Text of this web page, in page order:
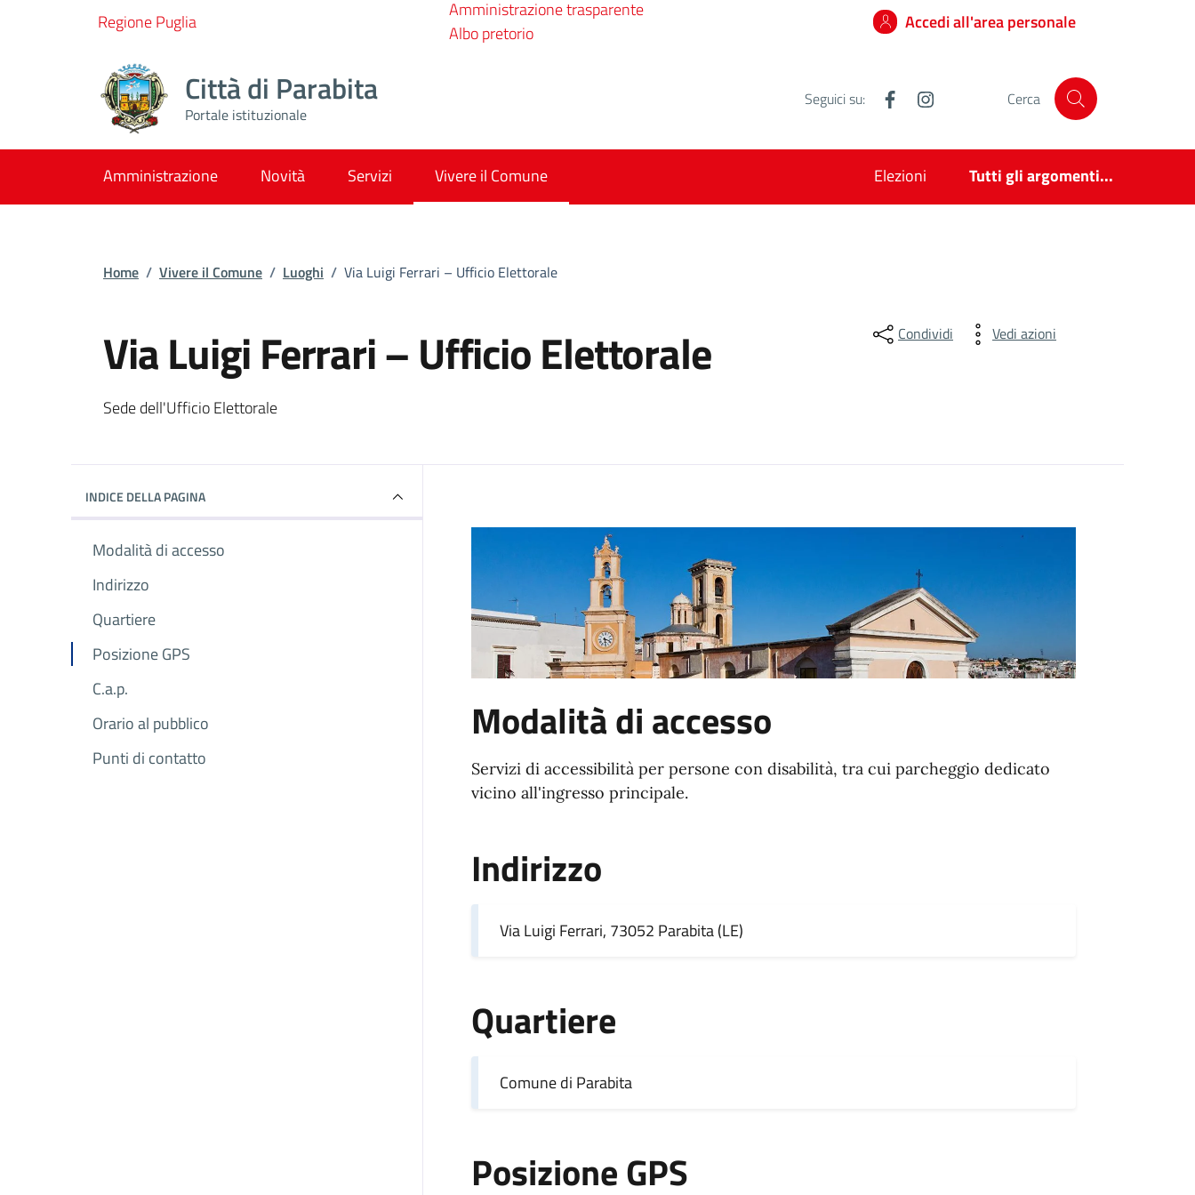
Vai ai contenutiRegione Puglia
Amministrazione trasparente
Albo pretorio
Accedi all'area personale
Città di Parabita
Portale istituzionale
Seguici su: Facebook Cerca
Amministrazione Novità Servizi Vivere il Comune Elezioni Tutti gli argomenti...
Home / Vivere il Comune / Luoghi / Via Luigi Ferrari – Ufficio Elettorale
Via Luigi Ferrari – Ufficio Elettorale
Dettagli del luogo
Sede dell'Ufficio Elettorale
Condividi Vedi azioni
INDICE DELLA PAGINA
Modalità di accesso
Indirizzo
Quartiere
Posizione GPS
C.a.p.
Orario al pubblico
Punti di contatto
Modalità di accesso
Servizi di accessibilità per persone con disabilità, tra cui parcheggio dedicato
vicino all'ingresso principale.
Indirizzo
Via Luigi Ferrari, 73052 Parabita (LE)
Quartiere
Comune di Parabita
Posizione GPS